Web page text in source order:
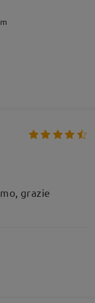
grazie
si vede